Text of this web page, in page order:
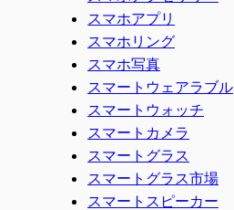
スマホアプリ
スマホリング
スマホ写真
スマートウェアラブル
スマートウォッチ
スマートカメラ
スマートグラス
スマートグラス市場
スマートスピーカー